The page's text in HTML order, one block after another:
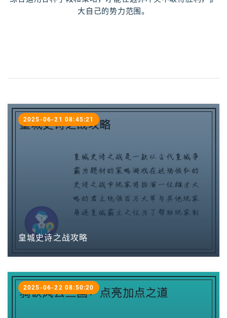
大自己的势力范围。
皇城史诗之战攻略
2025-06-21 08:45:21
2025-06-22 08:50:20